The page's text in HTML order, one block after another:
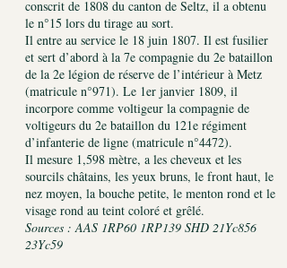
conscrit de 1808 du canton de Seltz, il a obtenu
le n°15 lors du tirage au sort.
Il entre au service le 18 juin 1807. Il est fusilier
et sert d’abord à la 7e compagnie du 2e bataillon
de la 2e légion de réserve de l’intérieur à Metz
(matricule n°971). Le 1er janvier 1809, il
incorpore comme voltigeur la compagnie de
voltigeurs du 2e bataillon du 121e régiment
d’infanterie de ligne (matricule n°4472).
Il mesure 1,598 mètre, a les cheveux et les
sourcils châtains, les yeux bruns, le front haut, le
nez moyen, la bouche petite, le menton rond et le
visage rond au teint coloré et grêlé.
Sources : AAS 1RP60 1RP139 SHD 21Yc856
23Yc59